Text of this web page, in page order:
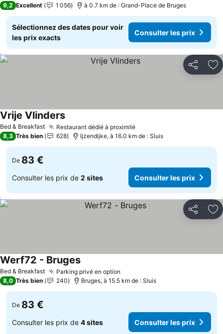
9,2 Excellent 1 056 à 0.7 km de : Grand-Place de Bruges
Sélectionnez des dates pour voir
les prix exacts
Consulter les prix
Partager
Bed & Breakfast Restaurant dédié à proximité
Vrije Vlinders
8,3 Très bien 628 Ijzendijke, à 16.0 km de : Sluis
De 83 €
Consulter les prix de 2 sites Consulter les prix
Partager
Bed & Breakfast Parking privé en option
Werf72 - Bruges
8,0 Très bien 240 Bruges, à 15.5 km de : Sluis
De 83 €
Consulter les prix de 4 sites Consulter les prix